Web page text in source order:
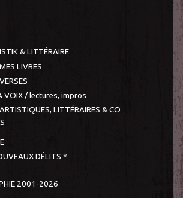
& LITTÉRAIRE
LIVRES
VOIX / lectures, impros
LITTÉRAIRES & CO
DÉLITS *
2001-2026